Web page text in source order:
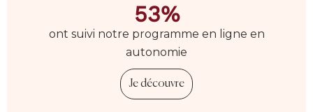
53%
ont suivi notre programme en ligne en
autonomie
Je découvre